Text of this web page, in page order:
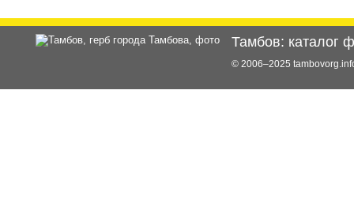
Тамбов: каталог
© 2006–2025